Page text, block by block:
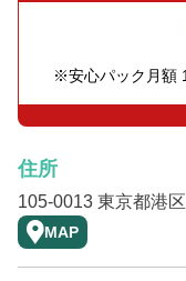
※安心パック月額
住所
105-0013 東京都港
MAP